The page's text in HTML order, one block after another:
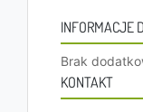
INFORMACJE
Brak
KONTAKT